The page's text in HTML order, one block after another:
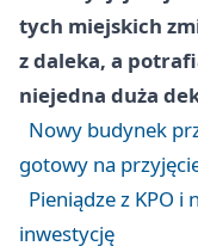
tych miejskich
z daleka, a
niejedna duża
Nowy budynek
gotowy na
Pieniądze z KPO
inwestycję